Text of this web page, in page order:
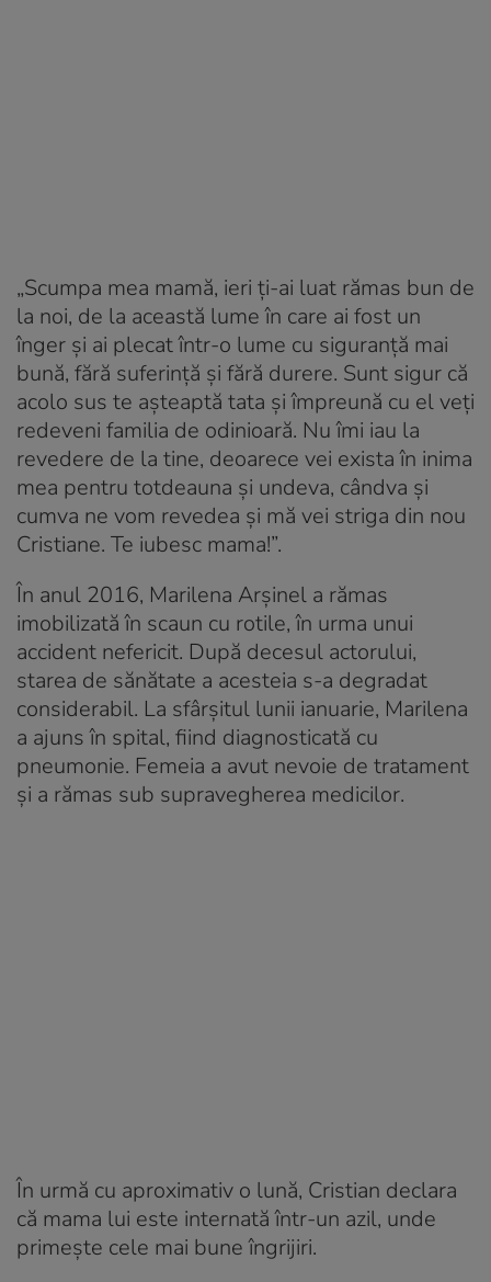
„Scumpa mea mamă, ieri ți-ai luat rămas bun de
la noi, de la această lume în care ai fost un
înger și ai plecat într-o lume cu siguranță mai
bună, fără suferință și fără durere. Sunt sigur că
acolo sus te așteaptă tata și împreună cu el veți
redeveni familia de odinioară. Nu îmi iau la
revedere de la tine, deoarece vei exista în inima
mea pentru totdeauna și undeva, cândva și
cumva ne vom revedea și mă vei striga din nou
Cristiane. Te iubesc mama!”.
În anul 2016, Marilena Arșinel a rămas
imobilizată în scaun cu rotile, în urma unui
accident nefericit. După decesul actorului,
starea de sănătate a acesteia s-a degradat
considerabil. La sfârșitul lunii ianuarie, Marilena
a ajuns în spital, fiind diagnosticată cu
pneumonie. Femeia a avut nevoie de tratament
și a rămas sub supravegherea medicilor.
În urmă cu aproximativ o lună, Cristian declara
că mama lui este internată într-un azil, unde
primește cele mai bune îngrijiri.